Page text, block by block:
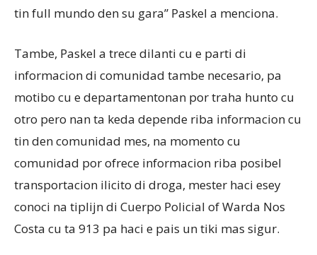
tin full mundo den su gara” Paskel a menciona.
Tambe, Paskel a trece dilanti cu e parti di
informacion di comunidad tambe necesario, pa
motibo cu e departamentonan por traha hunto cu
otro pero nan ta keda depende riba informacion cu
tin den comunidad mes, na momento cu
comunidad por ofrece informacion riba posibel
transportacion ilicito di droga, mester haci esey
conoci na tiplijn di Cuerpo Policial of Warda Nos
Costa cu ta 913 pa haci e pais un tiki mas sigur.